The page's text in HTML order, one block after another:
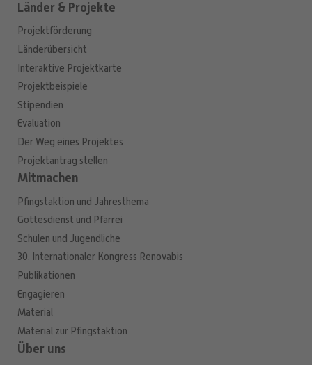
Länder & Projekte
Projektförderung
Länderübersicht
Interaktive Projektkarte
Projektbeispiele
Stipendien
Evaluation
Der Weg eines Projektes
Projektantrag stellen
Mitmachen
Pfingstaktion und Jahresthema
Gottesdienst und Pfarrei
Schulen und Jugendliche
30. Internationaler Kongress Renovabis
Publikationen
Engagieren
Material
Material zur Pfingstaktion
Über uns